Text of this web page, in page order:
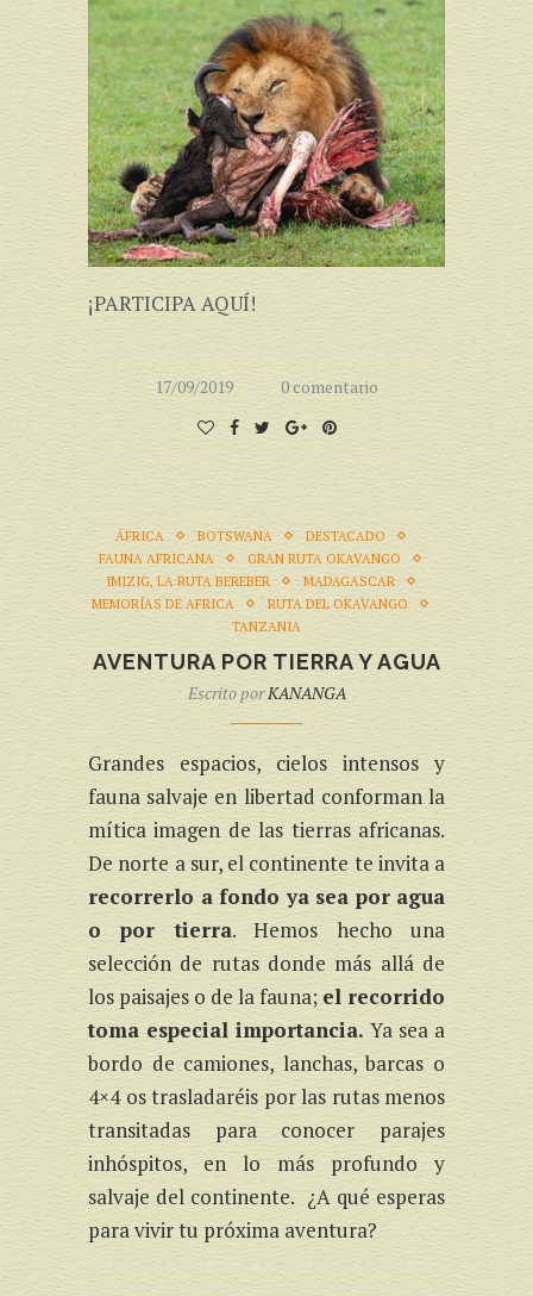
¡PARTICIPA AQUÍ!
17/09/2019 0 comentario
ÁFRICA BOTSWANA
DESTACADO
FAUNA AFRICANA
GRAN RUTA OKAVANGO
IMIZIG, LA RUTA BEREBER
MADAGASCAR
MEMORÍAS DE AFRICA
RUTA DEL OKAVANGO
TANZANIA
AVENTURA POR TIERRA Y AGUA
Escrito porKANANGA
Grandes espacios, cielos intensos y
fauna salvaje en libertad conforman la
mítica imagen de las tierras africanas.
De norte a sur, el continente te invita a
recorrerlo a fondo ya sea por agua
o por tierra. Hemos hecho una
selección de rutas donde más allá de
los paisajes o de la fauna; el recorrido
toma especial importancia. Ya sea a
bordo de camiones, lanchas, barcas o
4×4 os trasladaréis por las rutas menos
transitadas para conocer parajes
inhóspitos, en lo más profundo y
salvaje del continente. ¿A qué esperas
para vivir tu próxima aventura?